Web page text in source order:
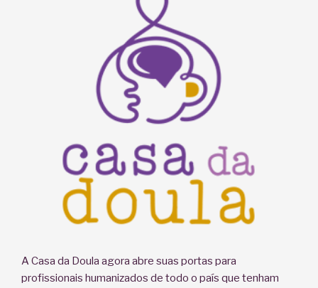
A Casa da Doula agora abre suas portas para
profissionais humanizados de todo o país que tenham